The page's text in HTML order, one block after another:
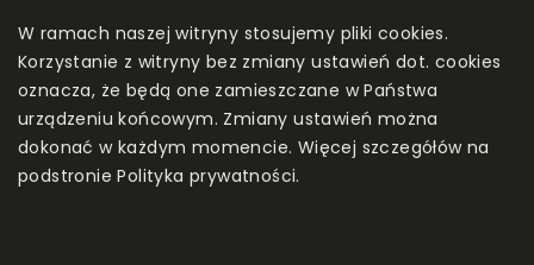
W ramach naszej witryny stosujemy pliki cookies.
Korzystanie z witryny bez zmiany ustawień dot. cookies
oznacza, że będą one zamieszczane w Państwa
urządzeniu końcowym. Zmiany ustawień można
dokonać w każdym momencie. Więcej szczegółów na
podstroniePolityka prywatności.